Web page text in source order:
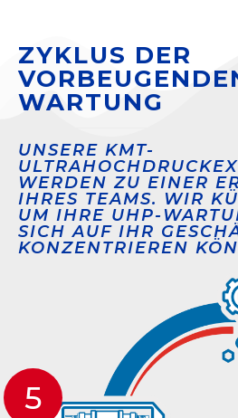
ZYKLUS DER
WARTUNG
UNSERE KMT-
WERDEN ZU EINER
IHRES TEAMS. WIR
UM IHRE UHP-
SICH AUF IHR
KONZENTRIEREN
5